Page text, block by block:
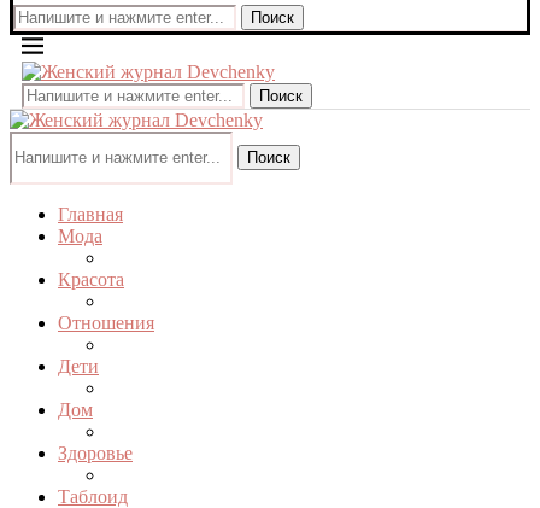
Поиск
Поиск
Поиск
Главная
Мода
Красота
Отношения
Дети
Дом
Здоровье
Таблоид